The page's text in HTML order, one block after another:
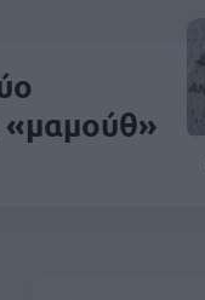
«μαμούθ»